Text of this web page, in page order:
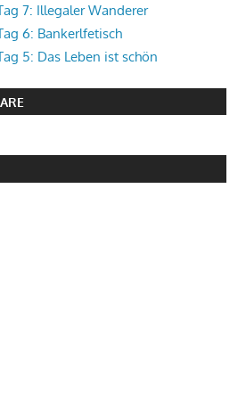
7: Illegaler Wanderer
6: Bankerlfetisch
5: Das Leben ist schön